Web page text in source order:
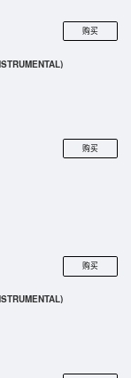
购买
购买
购买